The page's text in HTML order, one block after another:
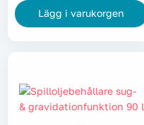
Lägg i varukorgen